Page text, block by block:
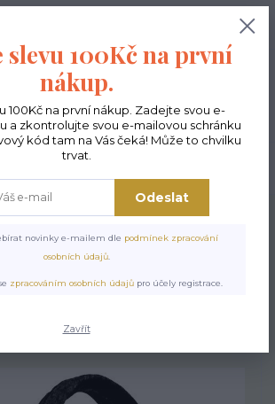
0,00 Kč
Kabelky velké Kabelky City antracit
City - Modern -
slevu 100Kč na první
nákup.
100Kč na první nákup. Zadejte svou e-
a zkontrolujte svou e-mailovou schránku
kód tam na Vás čeká! Může to chvilku
trvat.
Odeslat
novinky e-mailem dle podmínek zpracování
osobních údajů.
zpracováním osobních údajů pro účely registrace.
Zavřít